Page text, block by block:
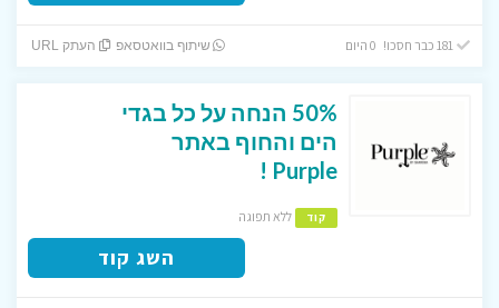
181 כבר חסכו! 0 היום שיתוף בוואטסאפ העתק URL
50% הנחה על כל בגדי
הים והחוף באתר
Purple !
קוד ללא תפוגה
השג קוד